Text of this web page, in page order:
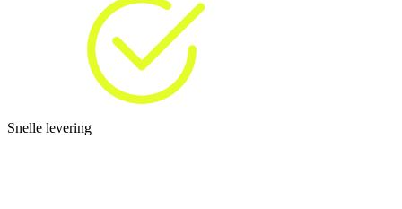
Snelle levering